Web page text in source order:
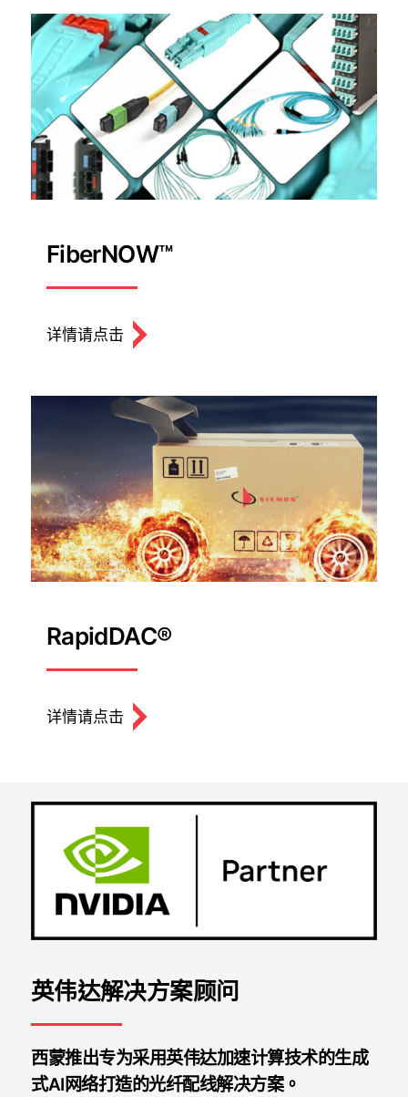
FiberNOW™
详情请点击
RapidDAC®
详情请点击
英伟达解决方案顾问
西蒙推出专为采用英伟达加速计算技术的生成
式AI网络打造的光纤配线解决方案。